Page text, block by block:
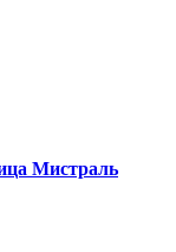
Мистраль